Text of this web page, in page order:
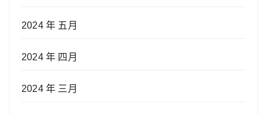
2024 年 五月
2024 年 四月
2024 年 三月